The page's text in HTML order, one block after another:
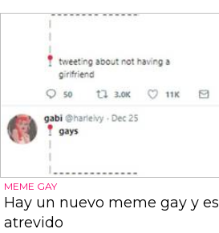
MEME GAY
Hay un nuevo meme gay y
atrevido